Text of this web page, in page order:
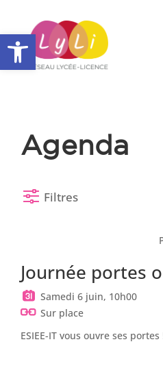
Ouvrir la barre d’outils
Agenda
Filtres
Journée portes
Samedi 6 juin, 10h00
Sur place
ESIEE-IT vous ouvre ses portes